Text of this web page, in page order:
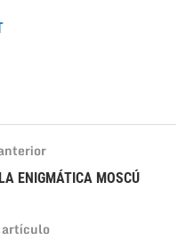
ENIGMÁTICA MOSCÚ